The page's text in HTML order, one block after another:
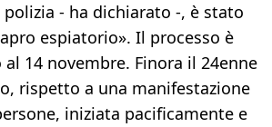
- ha dichiarato -, è stato
espiatorio». Il processo è
14 novembre. Finora il 24enne
rispetto a una manifestazione
iniziata pacificamente e